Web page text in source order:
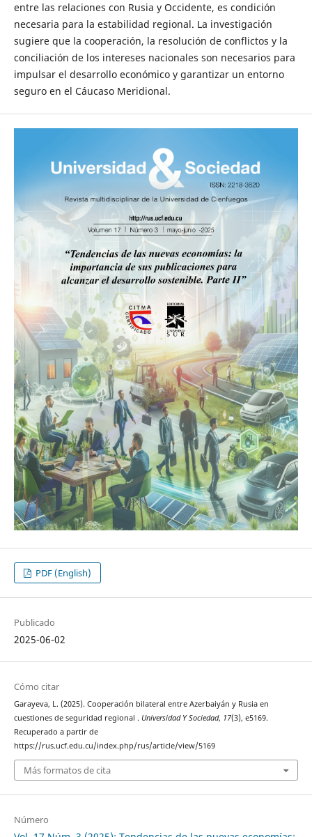
entre las relaciones con Rusia y Occidente, es condición
necesaria para la estabilidad regional. La investigación
sugiere que la cooperación, la resolución de conflictos y la
conciliación de los intereses nacionales son necesarios para
impulsar el desarrollo económico y garantizar un entorno
seguro en el Cáucaso Meridional.
PDF (English)
Publicado
2025-06-02
Cómo citar
Garayeva, L. (2025). Cooperación bilateral entre Azerbaiyán y Rusia en
cuestiones de seguridad regional . Universidad Y Sociedad, 17(3), e5169.
Recuperado a partir de
https://rus.ucf.edu.cu/index.php/rus/article/view/5169
Más formatos de cita
Número